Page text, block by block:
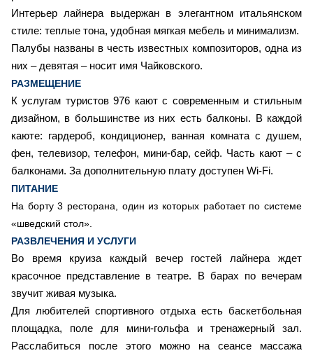
Интерьер лайнера выдержан в элегантном итальянском
стиле: теплые тона, удобная мягкая мебель и минимализм.
Палубы названы в честь известных композиторов, одна из
них – девятая – носит имя Чайковского.
РАЗМЕЩЕНИЕ
К услугам туристов 976 кают с современным и стильным
дизайном, в большинстве из них есть балконы. В каждой
каюте: гардероб, кондиционер, ванная комната с душем,
фен, телевизор, телефон, мини-бар, сейф. Часть кают – с
балконами. За дополнительную плату доступен Wi-Fi.
ПИТАНИЕ
На борту 3 ресторана, один из которых работает по системе
«шведский стол».
РАЗВЛЕЧЕНИЯ И УСЛУГИ
Во время круиза каждый вечер гостей лайнера ждет
красочное представление в театре. В барах по вечерам
звучит живая музыка.
Для любителей спортивного отдыха есть баскетбольная
площадка, поле для мини-гольфа и тренажерный зал.
Расслабиться после этого можно на сеансе массажа